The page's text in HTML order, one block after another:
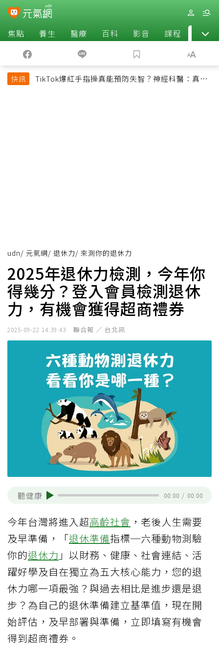
焦點 養生 醫療 百科 影音 課程 退休
快訊
TikTok爆紅手指操真能預防失智？神經科醫：真正
udn/ 元氣網/ 退休力/ 來測你的退休力
2025年退休力檢測，今年你
得幾分？登入會員檢測退休
力，有機會獲得超商禮券
2025-09-22 14:39:43 聯合報 ／ 台北訊
聽健康 00:00 / 00:00
今年台灣將進入超高齡社會 ，老後人生需要
及早準備，「退休準備指標─六種動物測驗
你的退休力 」以財務、健康、社會連結、活
躍好學及自在獨立為五大核心能力，您的退
休力哪一項最強？與過去相比是進步還是退
步？為自己的退休準備建立基準值，現在開
始評估，及早部署與準備，立即填寫有機會
得到超商禮券。